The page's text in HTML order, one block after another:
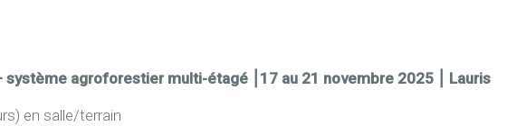
système agroforestier multi-étagé ⎮17 au 21 novembre 2025 ⎮ Lauris
en salle/terrain